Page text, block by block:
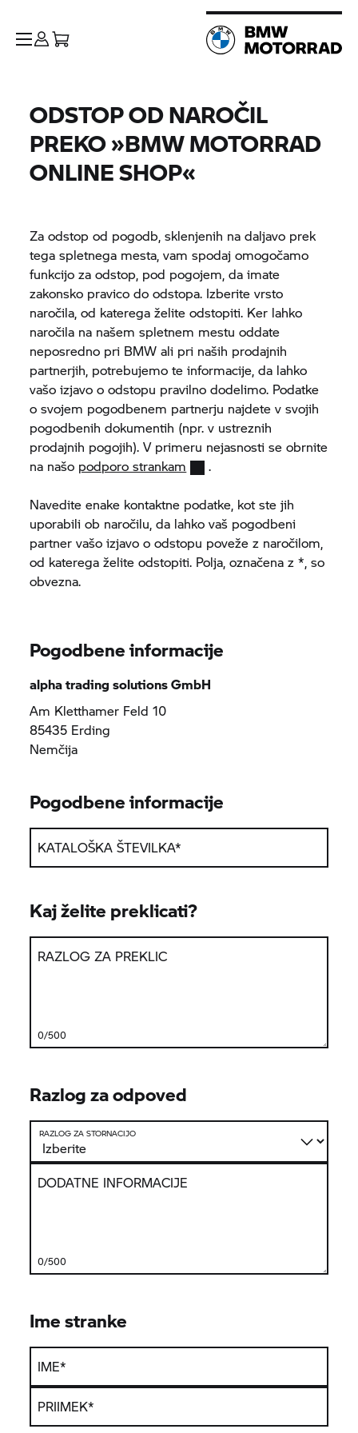
ODSTOP OD NAROČIL
PREKO »BMW MOTORRAD
ONLINE SHOP«
Za odstop od pogodb, sklenjenih na daljavo prek
tega spletnega mesta, vam spodaj omogočamo
funkcijo za odstop, pod pogojem, da imate
zakonsko pravico do odstopa. Izberite vrsto
naročila, od katerega želite odstopiti. Ker lahko
naročila na našem spletnem mestu oddate
neposredno pri BMW ali pri naših prodajnih
partnerjih, potrebujemo te informacije, da lahko
vašo izjavo o odstopu pravilno dodelimo. Podatke
o svojem pogodbenem partnerju najdete v svojih
pogodbenih dokumentih (npr. v ustreznih
prodajnih pogojih). V primeru nejasnosti se obrnite
na našo podporo strankam .
Navedite enake kontaktne podatke, kot ste jih
uporabili ob naročilu, da lahko vaš pogodbeni
partner vašo izjavo o odstopu poveže z naročilom,
od katerega želite odstopiti. Polja, označena z *, so
obvezna.
Pogodbene informacije
alpha trading solutions GmbH
Am Kletthamer Feld 10
85435 Erding
Nemčija
Pogodbene informacije
KATALOŠKA ŠTEVILKA*
Kaj želite preklicati?
RAZLOG ZA PREKLIC
0/500
Razlog za odpoved
RAZLOG ZA STORNACIJO
DODATNE INFORMACIJE
0/500
Ime stranke
IME*
PRIIMEK*